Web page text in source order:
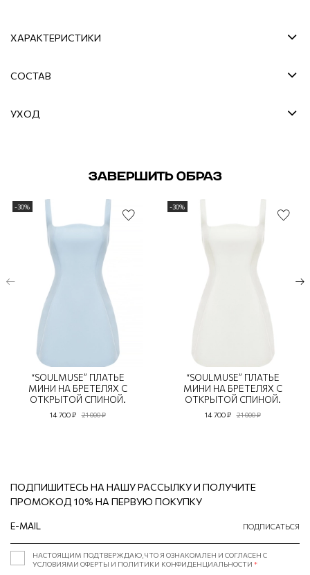
ХАРАКТЕРИСТИКИ
СОСТАВ
УХОД
ЗАВЕРШИТЬ ОБРАЗ
-30%
“SOULMUSE” ПЛАТЬЕ
МИНИ НА БРЕТЕЛЯХ С
ОТКРЫТОЙ СПИНОЙ.
14 700 ₽ 21 000 ₽
-30%
“SOULMUSE” ПЛАТЬЕ
МИНИ НА БРЕТЕЛЯХ С
ОТКРЫТОЙ СПИНОЙ.
14 700 ₽ 21 000 ₽
ПОДПИШИТЕСЬ НА НАШУ РАССЫЛКУ И ПОЛУЧИТЕ
ПРОМОКОД 10% НА ПЕРВУЮ ПОКУПКУ
ПОДПИСАТЬСЯ
НАСТОЯЩИМ ПОДТВЕРЖДАЮ, ЧТО Я ОЗНАКОМЛЕН И СОГЛАСЕН С
УСЛОВИЯМИ ОФЕРТЫ И ПОЛИТИКИ КОНФИДЕНЦИАЛЬНОСТИ*